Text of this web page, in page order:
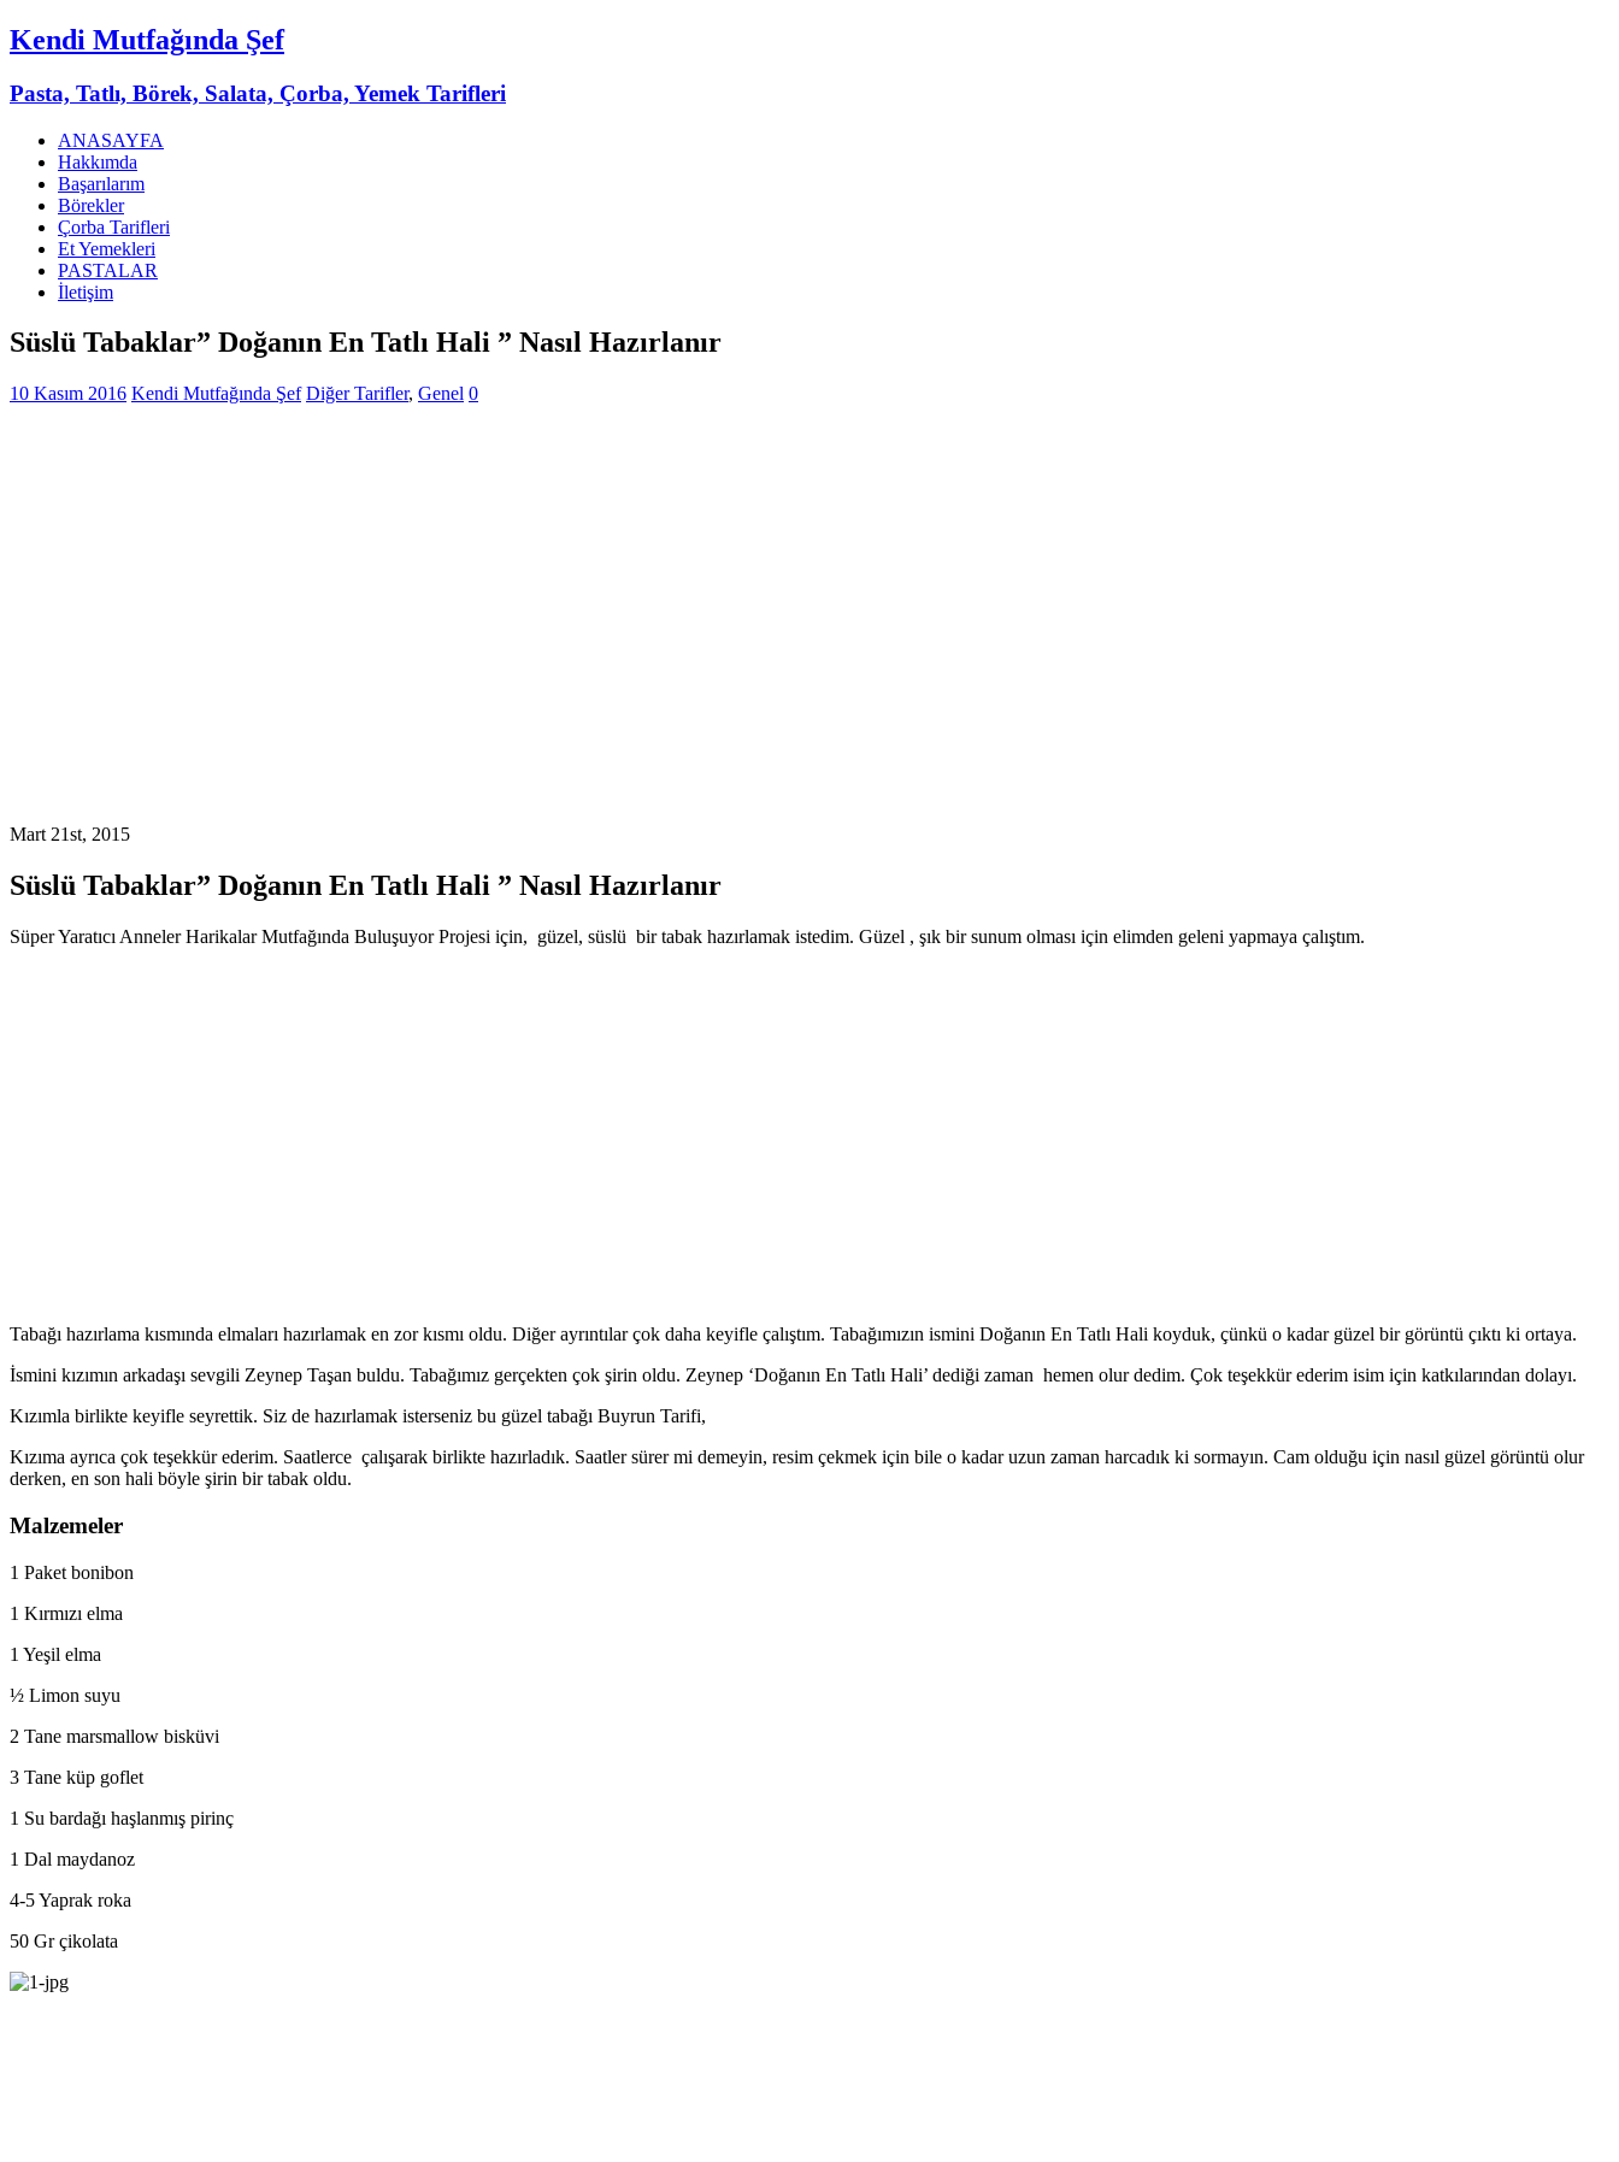
Kendi Mutfağında Şef
Pasta, Tatlı, Börek, Salata, Çorba, Yemek Tarifleri
ANASAYFA
Hakkımda
Başarılarım
Börekler
Çorba Tarifleri
Et Yemekleri
PASTALAR
İletişim
Süslü Tabaklar” Doğanın En Tatlı Hali ” Nasıl Hazırlanır
10 Kasım 2016 Kendi Mutfağında Şef Diğer Tarifler, Genel 0
Mart 21st, 2015
Süslü Tabaklar” Doğanın En Tatlı Hali ” Nasıl Hazırlanır
Süper Yaratıcı Anneler Harikalar Mutfağında Buluşuyor Projesi için, güzel, süslü bir tabak hazırlamak istedim. Güzel , şık bir sunum olması için elimden geleni yapmaya çalıştım.
Tabağı hazırlama kısmında elmaları hazırlamak en zor kısmı oldu. Diğer ayrıntılar çok daha keyifle çalıştım. Tabağımızın ismini Doğanın En Tatlı Hali koyduk, çünkü o kadar güzel bir görüntü çıktı ki ortaya.
İsmini kızımın arkadaşı sevgili Zeynep Taşan buldu. Tabağımız gerçekten çok şirin oldu. Zeynep ‘Doğanın En Tatlı Hali’ dediği zaman hemen olur dedim. Çok teşekkür ederim isim için katkılarından dolayı.
Kızımla birlikte keyifle seyrettik. Siz de hazırlamak isterseniz bu güzel tabağı Buyrun Tarifi,
Kızıma ayrıca çok teşekkür ederim. Saatlerce çalışarak birlikte hazırladık. Saatler sürer mi demeyin, resim çekmek için bile o kadar uzun zaman harcadık ki sormayın. Cam olduğu için nasıl güzel görüntü olur
derken, en son hali böyle şirin bir tabak oldu.
Malzemeler
1 Paket bonibon
1 Kırmızı elma
1 Yeşil elma
½ Limon suyu
2 Tane marsmallow bisküvi
3 Tane küp goflet
1 Su bardağı haşlanmış pirinç
1 Dal maydanoz
4-5 Yaprak roka
50 Gr çikolata